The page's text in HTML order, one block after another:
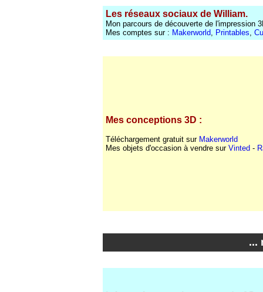
Les réseaux sociaux de William.
Mon parcours de découverte de l'impression
Mes comptes sur : Makerworld, Printables,
Mes conceptions 3D :
Téléchargement gratuit sur Makerworld
Mes objets d'occasion à vendre sur Vinted -
...